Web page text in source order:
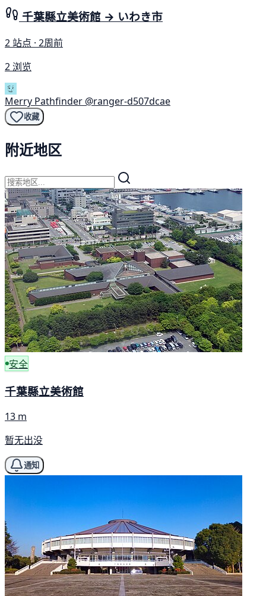
千葉縣立美術館 → いわき市
2 站点 · 2周前
2 浏览
Merry Pathfinder @ranger-d507dcae
收藏
附近地区
安全
千葉縣立美術館
13 m
暂无出没
通知